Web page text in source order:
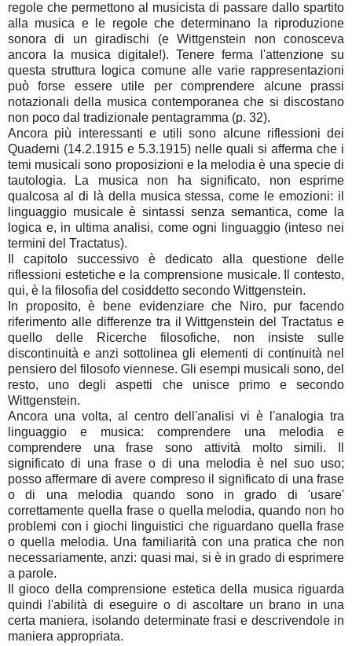
regole che permettono al musicista di passare dallo spartito
alla musica e le regole che determinano la riproduzione
sonora di un giradischi (e Wittgenstein non conosceva
ancora la musica digitale!). Tenere ferma l'attenzione su
questa struttura logica comune alle varie rappresentazioni
può forse essere utile per comprendere alcune prassi
notazionali della musica contemporanea che si discostano
non poco dal tradizionale pentagramma (p. 32).
Ancora più interessanti e utili sono alcune riflessioni dei
Quaderni (14.2.1915 e 5.3.1915) nelle quali si afferma che i
temi musicali sono proposizioni e la melodia è una specie di
tautologia. La musica non ha significato, non esprime
qualcosa al di là della musica stessa, come le emozioni: il
linguaggio musicale è sintassi senza semantica, come la
logica e, in ultima analisi, come ogni linguaggio (inteso nei
termini del Tractatus).
Il capitolo successivo è dedicato alla questione delle
riflessioni estetiche e la comprensione musicale. Il contesto,
qui, è la filosofia del cosiddetto secondo Wittgenstein.
In proposito, è bene evidenziare che Niro, pur facendo
riferimento alle differenze tra il Wittgenstein del Tractatus e
quello delle Ricerche filosofiche, non insiste sulle
discontinuità e anzi sottolinea gli elementi di continuità nel
pensiero del filosofo viennese. Gli esempi musicali sono, del
resto, uno degli aspetti che unisce primo e secondo
Wittgenstein.
Ancora una volta, al centro dell'analisi vi è l'analogia tra
linguaggio e musica: comprendere una melodia e
comprendere una frase sono attività molto simili. Il
significato di una frase o di una melodia è nel suo uso;
posso affermare di avere compreso il significato di una frase
o di una melodia quando sono in grado di 'usare'
correttamente quella frase o quella melodia, quando non ho
problemi con i giochi linguistici che riguardano quella frase
o quella melodia. Una familiarità con una pratica che non
necessariamente, anzi: quasi mai, si è in grado di esprimere
a parole.
Il gioco della comprensione estetica della musica riguarda
quindi l'abilità di eseguire o di ascoltare un brano in una
certa maniera, isolando determinate frasi e descrivendole in
maniera appropriata.